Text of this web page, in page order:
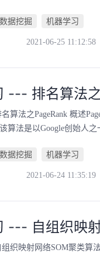
数据挖掘 机器学习
2021-06-25 11:12:58
--- 排名算法
算法之PageRank 概述
算法是以Google创始人
数据挖掘 机器学习
2021-06-24 11:35:19
--- 自组织映
织映射网络SOM聚类算法